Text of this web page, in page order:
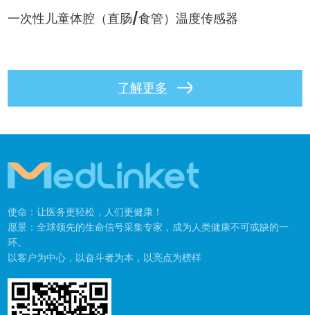
一次性儿童体腔（直肠/食管）温度传感器
了解更多
使命：让医务更轻松，人们更健康！
愿景：全球领先的生命信号采集专家，成为人类健康不可或缺的一
环。
以客户为中心，以奋斗者为本，以亮点为榜样